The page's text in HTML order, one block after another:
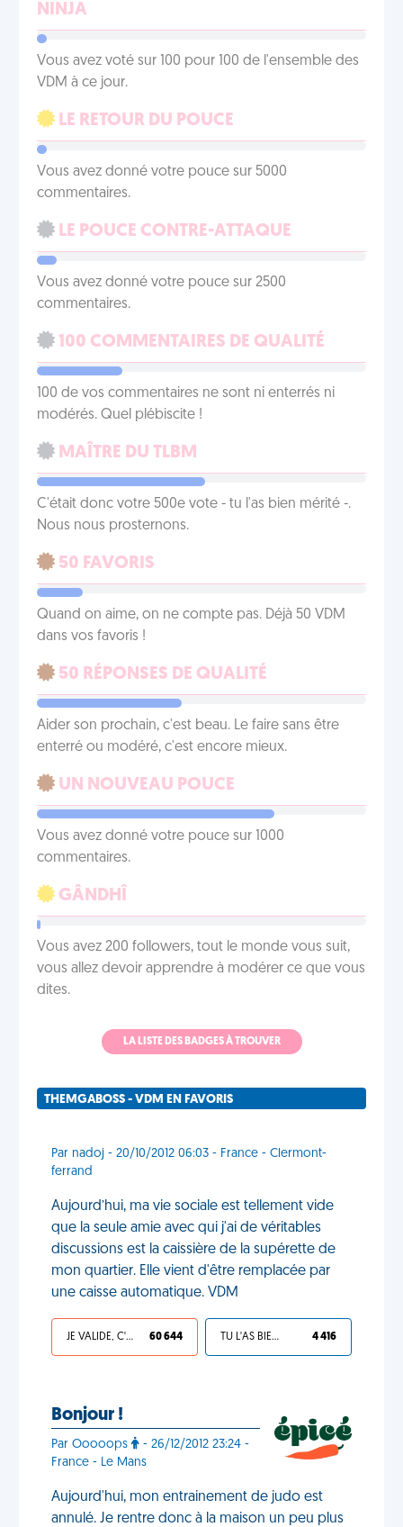
NINJA
Vous avez voté sur 100 pour 100 de l'ensemble des
VDM à ce jour.
LE RETOUR DU POUCE
Vous avez donné votre pouce sur 5000
commentaires.
LE POUCE CONTRE-ATTAQUE
Vous avez donné votre pouce sur 2500
commentaires.
100 COMMENTAIRES DE QUALITÉ
100 de vos commentaires ne sont ni enterrés ni
modérés. Quel plébiscite !
MAÎTRE DU TLBM
C'était donc votre 500e vote - tu l'as bien mérité -.
Nous nous prosternons.
50 FAVORIS
Quand on aime, on ne compte pas. Déjà 50 VDM
dans vos favoris !
50 RÉPONSES DE QUALITÉ
Aider son prochain, c'est beau. Le faire sans être
enterré ou modéré, c'est encore mieux.
UN NOUVEAU POUCE
Vous avez donné votre pouce sur 1000
commentaires.
GÂNDHÎ
Vous avez 200 followers, tout le monde vous suit,
vous allez devoir apprendre à modérer ce que vous
dites.
LA LISTE DES BADGES À TROUVER
THEMGABOSS - VDM EN FAVORIS
Par nadoj - 20/10/2012 06:03 - France - Clermont-
ferrand
Aujourd’hui, ma vie sociale est tellement vide
que la seule amie avec qui j'ai de véritables
discussions est la caissière de la supérette de
mon quartier. Elle vient d'être remplacée par
une caisse automatique. VDM
JE VALIDE, C'EST UNE VDM 60 644 TU L'AS BIEN MÉRITÉ 4 416
Bonjour !
Par Ooooops
- 26/12/2012 23:24 -
France - Le Mans
Aujourd'hui, mon entrainement de judo est
annulé. Je rentre donc à la maison un peu plus